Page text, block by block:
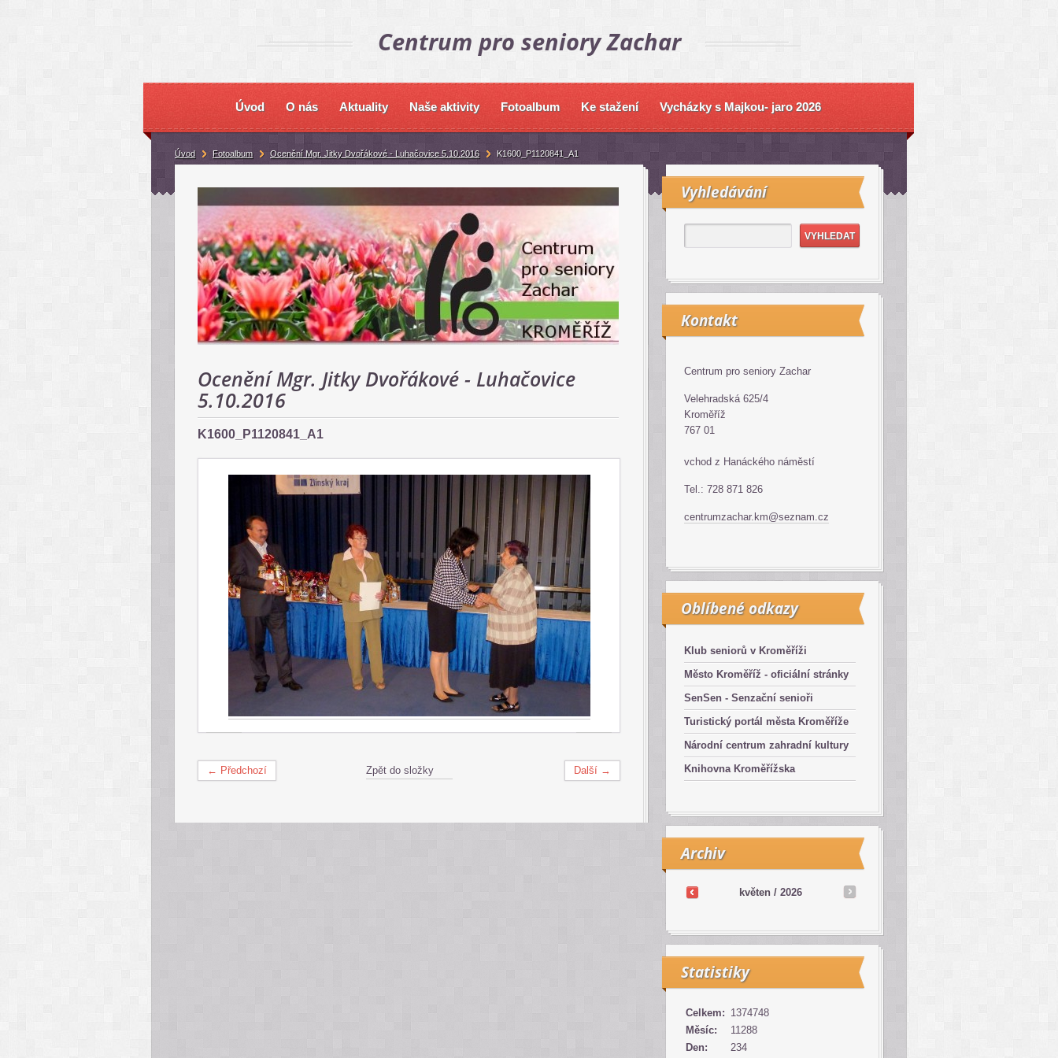
Centrum pro seniory Zachar
Úvod O nás Aktuality Naše aktivity Fotoalbum Ke stažení Vycházky s Majkou- jaro 2026
Ocenění Mgr. Jitky Dvořákové - Luhačovice
5.10.2016
K1600_P1120841_A1
← Předchozí Další →
Zpět do složky
Vyhledávání
Kontakt
Centrum pro seniory Zachar
Velehradská 625/4
Kroměříž
767 01
vchod z Hanáckého náměstí
Tel.: 728 871 826
centrumzachar.km@seznam.cz
Oblíbené odkazy
Klub seniorů v Kroměříži
Město Kroměříž - oficiální stránky
SenSen - Senzační senioři
Turistický portál města Kroměříže
Národní centrum zahradní kultury
Knihovna Kroměřížska
Archiv
květen / 2026
Statistiky
Celkem: 1374748
Měsíc:
11288
Den:
234
Úvod Fotoalbum Ocenění Mgr. Jitky Dvořákové - Luhačovice 5.10.2016 K1600_P1120841_A1